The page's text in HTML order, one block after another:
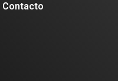
Contacto